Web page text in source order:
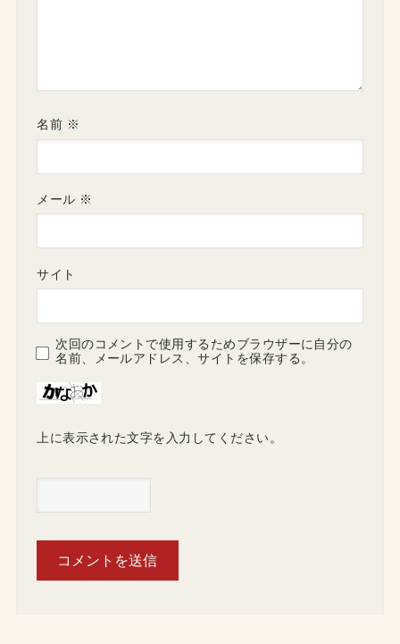
名前 ※
メール ※
サイト
次回のコメントで使用するためブラウザーに自分の
名前、メールアドレス、サイトを保存する。
上に表示された文字を入力してください。